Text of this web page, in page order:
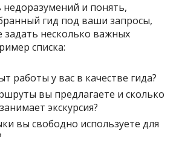
и понять,
гид под ваши запросы,
задать несколько важных
списка:
работы у вас в качестве гида?
вы предлагаете и сколько
экскурсия?
вы свободно используете для